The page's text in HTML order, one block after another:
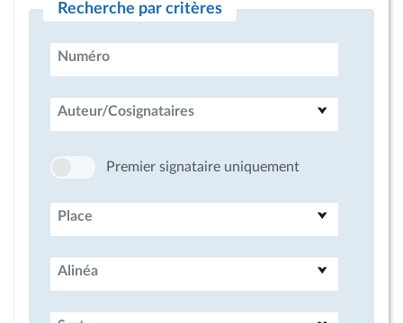
Recherche par critères
Numéro
Auteur/Cosignataires
Premier signataire uniquement
Place
Alinéa